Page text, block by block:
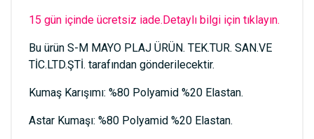
15 gün içinde ücretsiz iade.Detaylı bilgi için tıklayın.
Bu ürün S-M MAYO PLAJ ÜRÜN. TEK.TUR. SAN.VE
TİC.LTD.ŞTİ. tarafından gönderilecektir.
Kumaş Karışımı: %80 Polyamid %20 Elastan.
Astar Kumaşı: %80 Polyamid %20 Elastan.